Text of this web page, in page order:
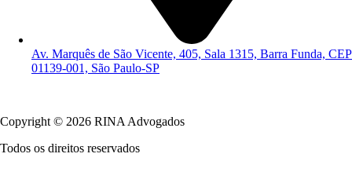
Av. Marquês de São Vicente, 405, Sala 1315, Barra Funda, CEP
01139-001, São Paulo-SP
Copyright © 2026 RINA Advogados
Todos os direitos reservados